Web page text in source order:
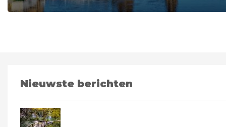
Nieuwste berichten